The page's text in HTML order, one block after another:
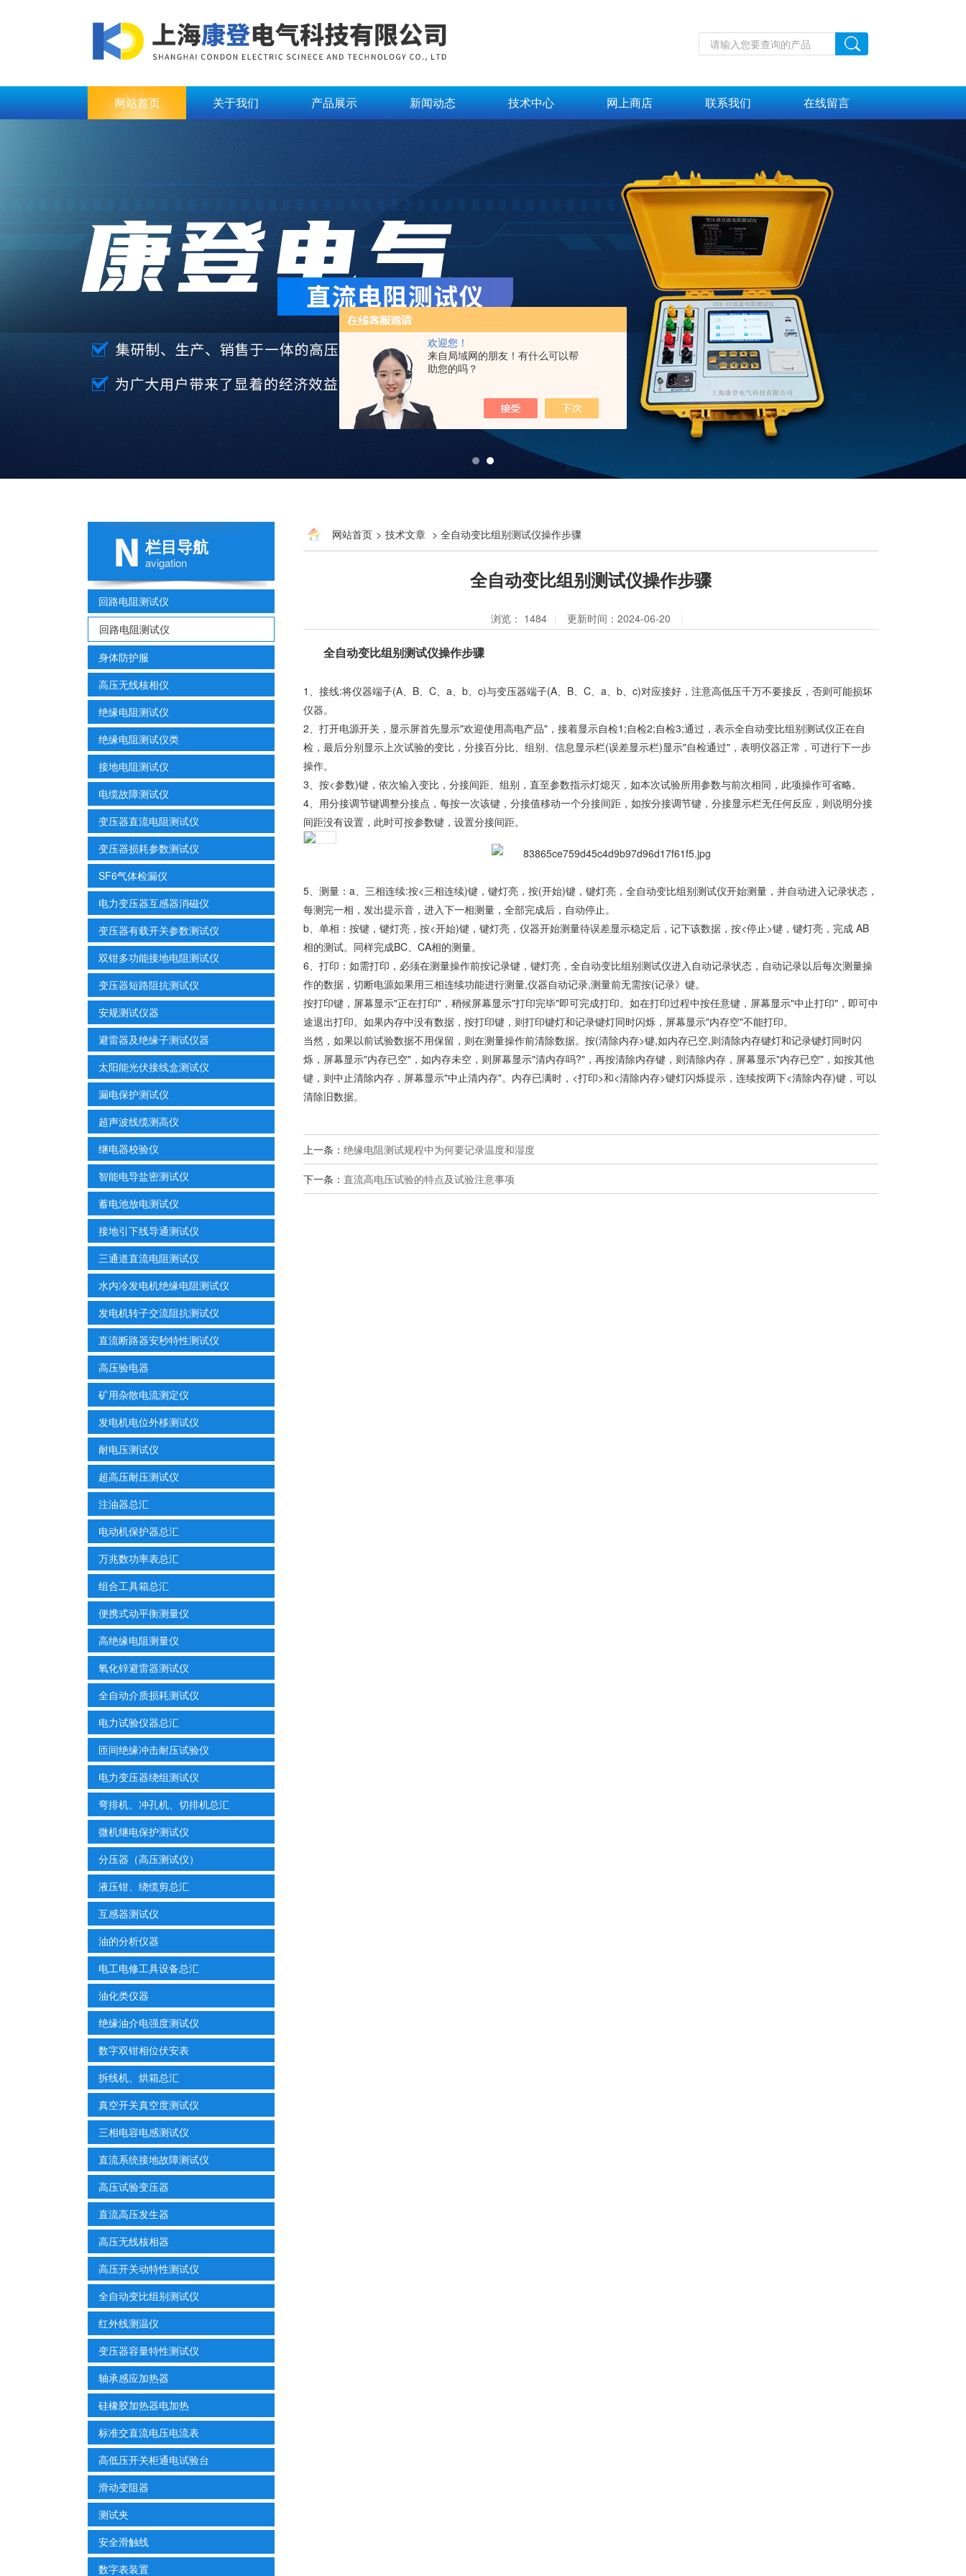
欢迎您！
来自局域网的朋友！有什么可以帮
助您的吗？
网站首页 关于我们 产品展示 新闻动态 技术中心 网上商店 联系我们 在线留言
栏目导航
avigation
回路电阻测试仪
回路电阻测试仪
身体防护服
高压无线核相仪
绝缘电阻测试仪
绝缘电阻测试仪类
接地电阻测试仪
电缆故障测试仪
变压器直流电阻测试仪
变压器损耗参数测试仪
SF6气体检漏仪
电力变压器互感器消磁仪
变压器有载开关参数测试仪
双钳多功能接地电阻测试仪
变压器短路阻抗测试仪
安规测试仪器
避雷器及绝缘子测试仪器
太阳能光伏接线盒测试仪
漏电保护测试仪
超声波线缆测高仪
继电器校验仪
智能电导盐密测试仪
蓄电池放电测试仪
接地引下线导通测试仪
三通道直流电阻测试仪
水内冷发电机绝缘电阻测试仪
发电机转子交流阻抗测试仪
直流断路器安秒特性测试仪
高压验电器
矿用杂散电流测定仪
发电机电位外移测试仪
耐电压测试仪
超高压耐压测试仪
注油器总汇
电动机保护器总汇
万兆数功率表总汇
组合工具箱总汇
便携式动平衡测量仪
高绝缘电阻测量仪
氧化锌避雷器测试仪
全自动介质损耗测试仪
电力试验仪器总汇
匝间绝缘冲击耐压试验仪
电力变压器绕组测试仪
弯排机、冲孔机、切排机总汇
微机继电保护测试仪
分压器（高压测试仪）
液压钳、绕缆剪总汇
互感器测试仪
油的分析仪器
电工电修工具设备总汇
油化类仪器
绝缘油介电强度测试仪
数字双钳相位伏安表
拆线机、烘箱总汇
真空开关真空度测试仪
三相电容电感测试仪
直流系统接地故障测试仪
高压试验变压器
直流高压发生器
高压无线核相器
高压开关动特性测试仪
全自动变比组别测试仪
红外线测温仪
变压器容量特性测试仪
轴承感应加热器
硅橡胶加热器电加热
标准交直流电压电流表
高低压开关柜通电试验台
滑动变阻器
测试夹
安全滑触线
数字表装置
网站首页 > 技术文章 > 全自动变比组别测试仪操作步骤
全自动变比组别测试仪操作步骤
浏览： 1484 更新时间：2024-06-20
全自动变比组别测试仪操作步骤
1、接线:将仪器端子(A、B、C、a、b、c)与变压器端子(A、B、C、a、b、c)对应接好，注意高低压千万不要接反，否则可能损坏
仪器。
2、打开电源开关，显示屏首先显示"欢迎使用高电产品"，接着显示自检1;自检2;自检3;通过，表示全自动变比组别测试仪正在自
检，最后分别显示上次试验的变比，分接百分比、组别、信息显示栏(误差显示栏)显示"自检通过"，表明仪器正常，可进行下一步
操作。
3、按<参数)键，依次输入变比，分接间距、组别，直至参数指示灯熄灭，如本次试验所用参数与前次相同，此项操作可省略。
4、用分接调节键调整分接点，每按一次该键，分接值移动一个分接间距，如按分接调节键，分接显示栏无任何反应，则说明分接
间距没有设置，此时可按参数键，设置分接间距。
5、测量：a、三相连续:按<三相连续)键，键灯亮，按(开始)键，键灯亮，全自动变比组别测试仪开始测量，并自动进入记录状态，
每测完一相，发出提示音，进入下一相测量，全部完成后，自动停止。
b、单相：按键，键灯亮，按<开始)键，键灯亮，仪器开始测量待误差显示稳定后，记下该数据，按<停止>键，键灯亮，完成 AB
相的测试。同样完成BC、CA相的测量。
6、打印：如需打印，必须在测量操作前按记录键，键灯亮，全自动变比组别测试仪进入自动记录状态，自动记录以后每次测量操
作的数据，切断电源如果用三相连续功能进行测量,仪器自动记录,测量前无需按(记录》键。
按打印键，屏幕显示"正在打印"，稍候屏幕显示"打印完毕"即可完成打印。如在打印过程中按任意键，屏幕显示"中止打印"，即可中
途退出打印。如果内存中没有数据，按打印键，则打印键灯和记录键灯同时闪烁，屏幕显示"内存空"不能打印。
当然，如果以前试验数据不用保留，则在测量操作前清除数据。按(清除内存>键,如内存已空,则清除内存键灯和记录键灯同时闪
烁，屏幕显示"内存已空"，如内存未空，则屏幕显示"清内存吗?"，再按清除内存键，则清除内存，屏幕显示"内存已空"，如按其他
键，则中止清除内存，屏幕显示"中止清内存"。内存已满时，<打印>和<清除内存>键灯闪烁提示，连续按两下<清除内存)键，可以
清除旧数据。
上一条： 绝缘电阻测试规程中为何要记录温度和湿度
下一条： 直流高电压试验的特点及试验注意事项